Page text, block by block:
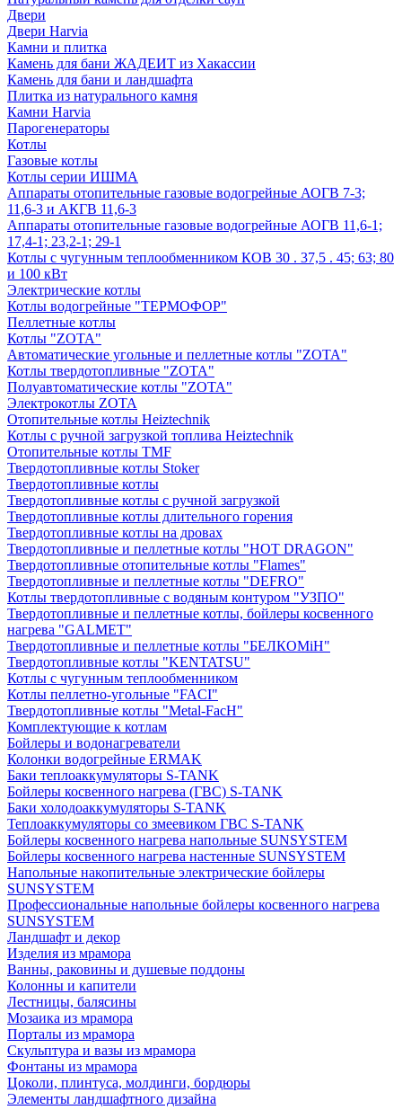
Двери
Двери Harvia
Камни и плитка
Камень для бани ЖАДЕИТ из Хакассии
Камень для бани и ландшафта
Плитка из натурального камня
Камни Harvia
Парогенераторы
Котлы
Газовые котлы
Котлы серии ИШМА
Аппараты отопительные газовые водогрейные АОГВ 7-3;
11,6-3 и АКГВ 11,6-3
Аппараты отопительные газовые водогрейные АОГВ 11,6-1;
17,4-1; 23,2-1; 29-1
Котлы с чугунным теплообменником КОВ 30 . 37,5 . 45; 63; 80
и 100 кВт
Электрические котлы
Котлы водогрейные "ТЕРМОФОР"
Пеллетные котлы
Котлы "ZOTA"
Автоматические угольные и пеллетные котлы "ZOTA"
Котлы твердотопливные "ZOTA"
Полуавтоматические котлы "ZOTA"
Электрокотлы ZOTA
Отопительные котлы Heiztechnik
Котлы с ручной загрузкой топлива Heiztechnik
Отопительные котлы TMF
Твердотопливные котлы Stoker
Твердотопливные котлы
Твердотопливные котлы с ручной загрузкой
Твердотопливные котлы длительного горения
Твердотопливные котлы на дровах
Твердотопливные и пеллетные котлы "HOT DRAGON"
Твердотопливные отопительные котлы "Flames"
Твердотопливные и пеллетные котлы "DEFRO"
Котлы твердотопливные с водяным контуром "УЗПО"
Твердотопливные и пеллетные котлы, бойлеры косвенного
нагрева "GALMET"
Твердотопливные и пеллетные котлы "БЕЛКОМiН"
Твердотопливные котлы "KENTATSU"
Котлы с чугунным теплообменником
Котлы пеллетно-угольные "FACI"
Твердотопливные котлы "Metal-FacH"
Комплектующие к котлам
Бойлеры и водонагреватели
Колонки водогрейные ERMAK
Баки теплоаккумуляторы S-TANK
Бойлеры косвенного нагрева (ГВС) S-TANK
Баки холодоаккумуляторы S-TANK
Теплоаккумуляторы со змеевиком ГВС S-TANK
Бойлеры косвенного нагрева напольные SUNSYSTEM
Бойлеры косвенного нагрева настенные SUNSYSTEM
Напольные накопительные электрические бойлеры
SUNSYSTEM
Профессиональные напольные бойлеры косвенного нагрева
SUNSYSTEM
Ландшафт и декор
Изделия из мрамора
Ванны, раковины и душевые поддоны
Колонны и капители
Лестницы, балясины
Мозаика из мрамора
Порталы из мрамора
Скульптура и вазы из мрамора
Фонтаны из мрамора
Цоколи, плинтуса, молдинги, бордюры
Элементы ландшафтного дизайна